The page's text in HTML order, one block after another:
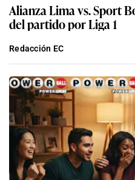
Alianza Lima vs. Sport
del partido por Liga 1
Redacción EC